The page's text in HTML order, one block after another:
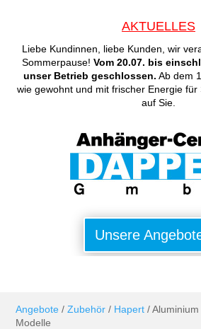
AKTUELLES
Liebe Kundinnen, liebe Kunden, wir
Sommerpause! Vom 20.07. bis
unser Betrieb geschlossen. Ab dem
wie gewohnt und mit frischer Energie
auf Sie.
Unsere
Angebote /Zubehör / Hapert /
Modelle